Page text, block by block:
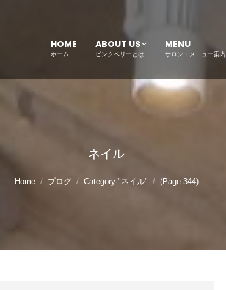
HOME
ホーム
ABOUT US
ピンクベリーとは
MENU
サロン・メニュー案内
ネイル
Home ブログ Category "ネイル" (Page 344)